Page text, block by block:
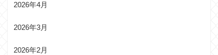
2026年4月
2026年3月
2026年2月